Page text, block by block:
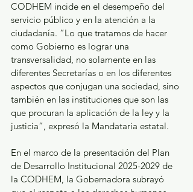
CODHEM incide en el desempeño del
servicio público y en la atención a la
ciudadanía. “Lo que tratamos de hacer
como Gobierno es lograr una
transversalidad, no solamente en las
diferentes Secretarías o en los diferentes
aspectos que conjugan una sociedad, sino
también en las instituciones que son las
que procuran la aplicación de la ley y la
justicia”, expresó la Mandataria estatal.
En el marco de la presentación del Plan
de Desarrollo Institucional 2025-2029 de
la CODHEM, la Gobernadora subrayó